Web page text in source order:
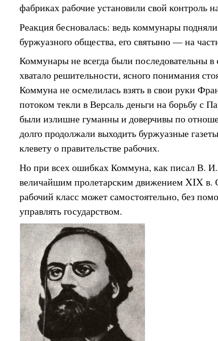
фабриках рабочие установили свой контроль
Реакция бесновалась: ведь коммунары
буржуазного общества, его святыню — на
Коммунары не всегда были последовательны
хватало решительности, ясного понимания
Коммуна не осмелилась взять в свои руки
потоком текли в Версаль деньги на борьбу с
были излишне гуманны и доверчивы по
долго продолжали выходить буржуазные
клевету о правительстве рабочих.
Но при всех ошибках Коммуна, как писал В.
величайшим пролетарским движением XIX в.
рабочий класс может самостоятельно, без
управлять государством.